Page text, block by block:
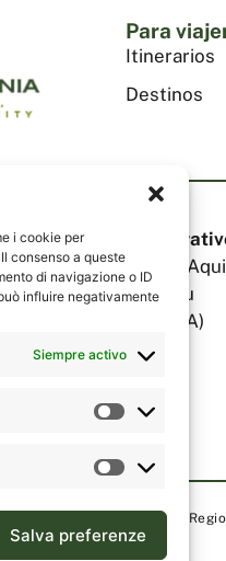
i cookie per
consenso a queste
di navigazione o ID
influire negativamente
Siempre activo
Salva preferenze
Para
Itinerarios
Destinos
Sitio legal y
Via S.Tommaso
1° Piano, Torre Blu
09134 Cagliari (CA)
Sardegna, Italia
de FA Travel Srl | Licencia